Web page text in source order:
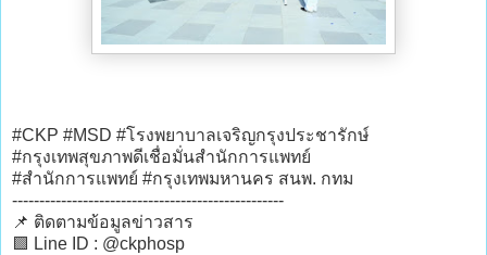
#CKP #MSD #โรงพยาบาลเจริญกรุงประชารักษ์
#กรุงเทพสุขภาพดีเชื่อมั่นสำนักการแพทย์
#สำนักการแพทย์ #กรุงเทพมหานคร สนพ. กทม
--------------------------------------------------
📌 ติดตามข้อมูลข่าวสาร
🟩 Line ID : @ckphosp